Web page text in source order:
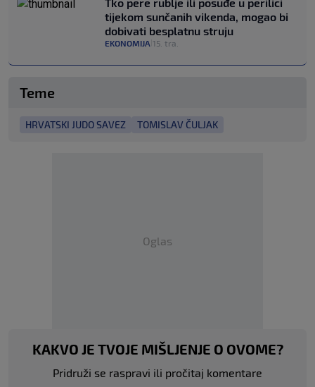
tijekom sunčanih vikenda, mogao bi
dobivati besplatnu struju
EKONOMIJA 15. tra.
Teme
HRVATSKI JUDO SAVEZ TOMISLAV ČULJAK
Oglas
KAKVO JE TVOJE MIŠLJENJE O OVOME?
Pridruži se raspravi ili pročitaj komentare